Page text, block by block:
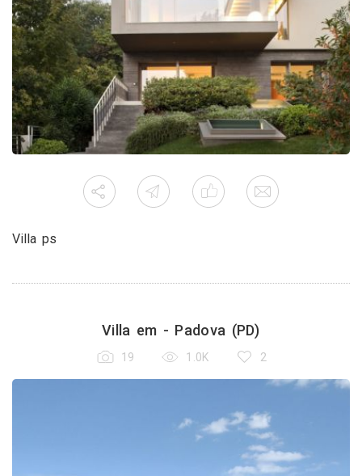
Villa ps
Villa em - Padova (PD)
19 1.0K 2